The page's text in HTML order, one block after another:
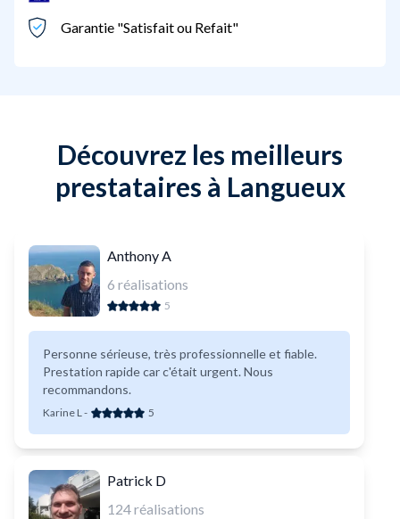
Garantie "Satisfait ou Refait"
Découvrez les meilleurs
prestataires à Langueux
Anthony A
6 réalisations
5
Personne sérieuse, très professionnelle et fiable.
Prestation rapide car c'était urgent. Nous
recommandons.
Karine L- 5
Patrick D
124réalisations